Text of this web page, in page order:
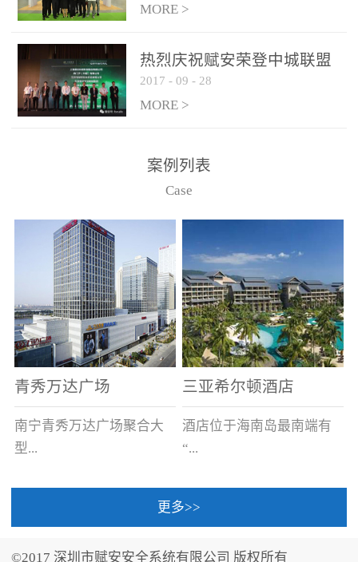
成示意图： 图像型火灾
和监控端两大部分组成。
两者之间通过以太网相
联，一台监控主机最多可
从监控主机上获取，最多
只能接6台，超过的需从现
MORE >
热烈庆祝赋安荣登中城联盟
联合采购战略合作平台
2017 - 09 - 28
MORE >
案例列表
Case
青秀万达广场
南宁青秀万达广场聚合大
型...
三亚希尔顿酒店
酒店位于海南岛最南端有
“...
中国的海岛天堂”之美称的
更多>>
©2017 深圳市赋安安全系统有限公司 版权所有